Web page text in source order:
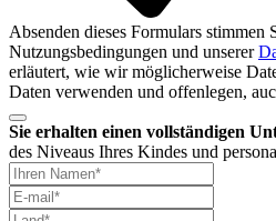
Absenden dieses Formulars stimmen
Nutzungsbedingungen und unserer
erläutert, wie wir möglicherweise
Daten verwenden und offenlegen,
Sie erhalten einen vollständigen
des Niveaus Ihres Kindes und